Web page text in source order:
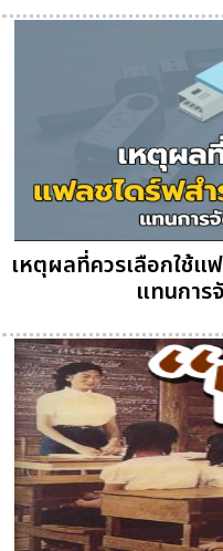
เหตุผลที่ควรเลือกใช้
แทนการ